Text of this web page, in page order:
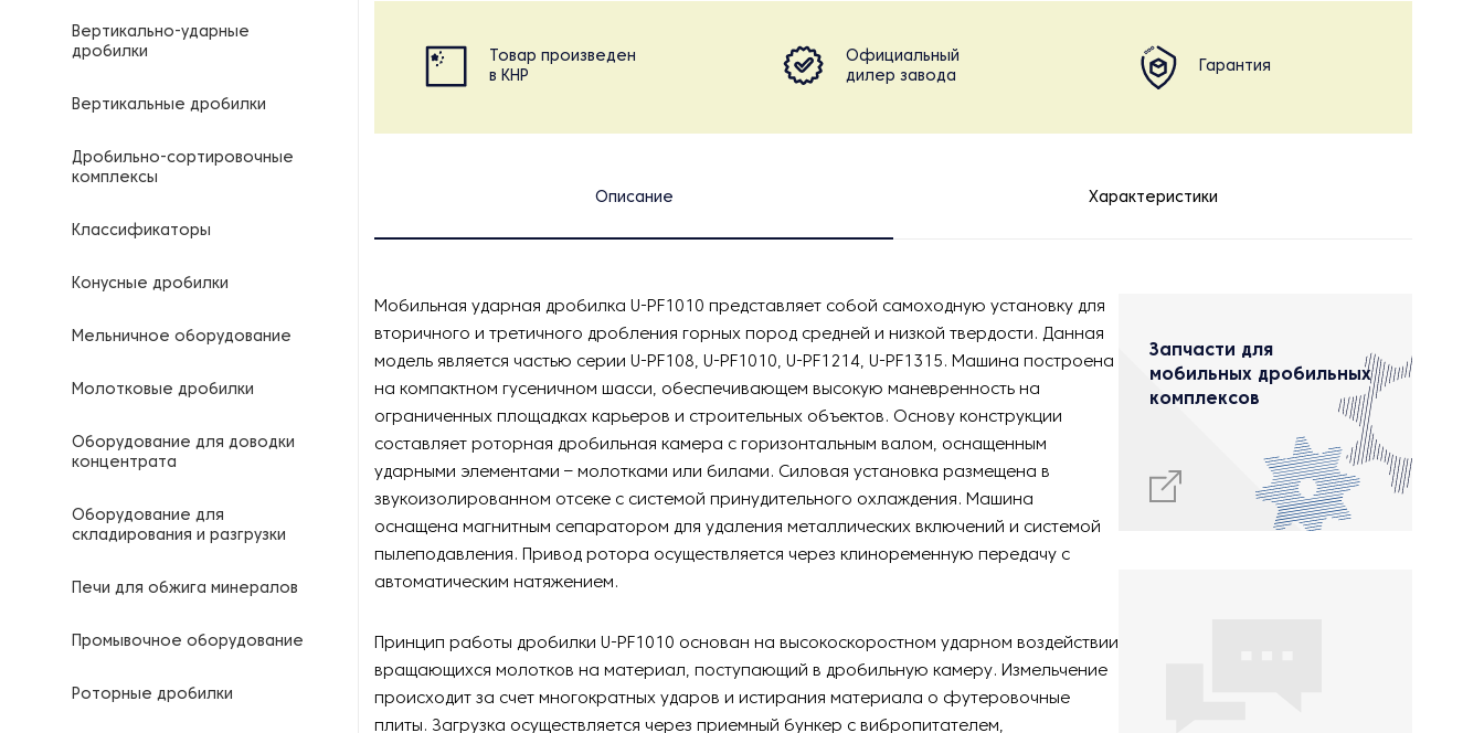
Вертикально-ударные
дробилки
Вертикальные дробилки
Дробильно-сортировочные
комплексы
Классификаторы
Конусные дробилки
Мельничное оборудование
Молотковые дробилки
Оборудование для доводки
концентрата
Оборудование для
складирования и разгрузки
Печи для обжига минералов
Промывочное оборудование
Роторные дробилки
Товар произведен
в КНР
Официальный
дилер завода
Гарантия
Описание Характеристики
Мобильная ударная дробилка U-PF1010 представляет собой самоходную установку для
вторичного и третичного дробления горных пород средней и низкой твердости. Данная
модель является частью серии U-PF108, U-PF1010, U-PF1214, U-PF1315. Машина построена
на компактном гусеничном шасси, обеспечивающем высокую маневренность на
ограниченных площадках карьеров и строительных объектов. Основу конструкции
составляет роторная дробильная камера с горизонтальным валом, оснащенным
ударными элементами – молотками или билами. Силовая установка размещена в
звукоизолированном отсеке с системой принудительного охлаждения. Машина
оснащена магнитным сепаратором для удаления металлических включений и системой
пылеподавления. Привод ротора осуществляется через клиноременную передачу с
автоматическим натяжением.
Принцип работы дробилки U-PF1010 основан на высокоскоростном ударном воздействии
вращающихся молотков на материал, поступающий в дробильную камеру. Измельчение
происходит за счет многократных ударов и истирания материала о футеровочные
плиты. Загрузка осуществляется через приемный бункер с вибропитателем,
Запчасти для
мобильных дробильных
комплексов